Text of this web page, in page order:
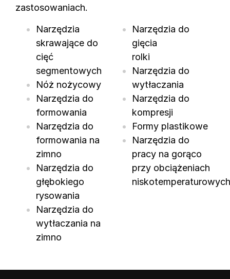
zastosowaniach.
Narzędzia
skrawające do
cięć
segmentowych
Nóż nożycowy
Narzędzia do
formowania
Narzędzia do
formowania na
zimno
Narzędzia do
głębokiego
rysowania
Narzędzia do
wytłaczania na
zimno
Narzędzia do
gięcia
rolki
Narzędzia do
wytłaczania
Narzędzia do
kompresji
Formy plastikowe
Narzędzia do
pracy na gorąco
przy obciążeniach
niskotemperaturowych